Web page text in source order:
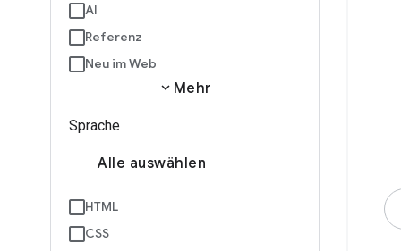
AI
Referenz
Neu im Web
expand_more Mehr
Sprache
Alle auswählen
HTML
CSS